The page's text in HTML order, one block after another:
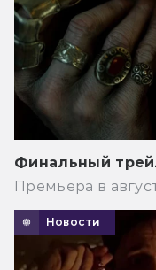
Финальный
Премьера в
Новости